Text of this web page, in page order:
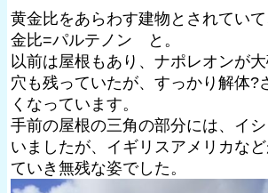
黄金比をあらわす建物とされてい
金比=パルテノン と。
以前は屋根もあり、ナポレオンが
穴も残っていたが、すっかり解体?
くなっています。
手前の屋根の三角の部分には、イ
いましたが、イギリスアメリカな
ていき無残な姿でした。